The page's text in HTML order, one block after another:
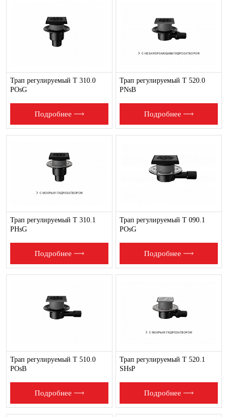
Трап регулируемый T 310.0
POsG
Подробнее
Трап регулируемый T 520.0
PNsB
Подробнее
Трап регулируемый T 310.1
PHsG
Подробнее
Трап регулируемый T 090.1
POsG
Подробнее
Трап регулируемый T 510.0
POsB
Подробнее
Трап регулируемый T 520.1
SHsP
Подробнее